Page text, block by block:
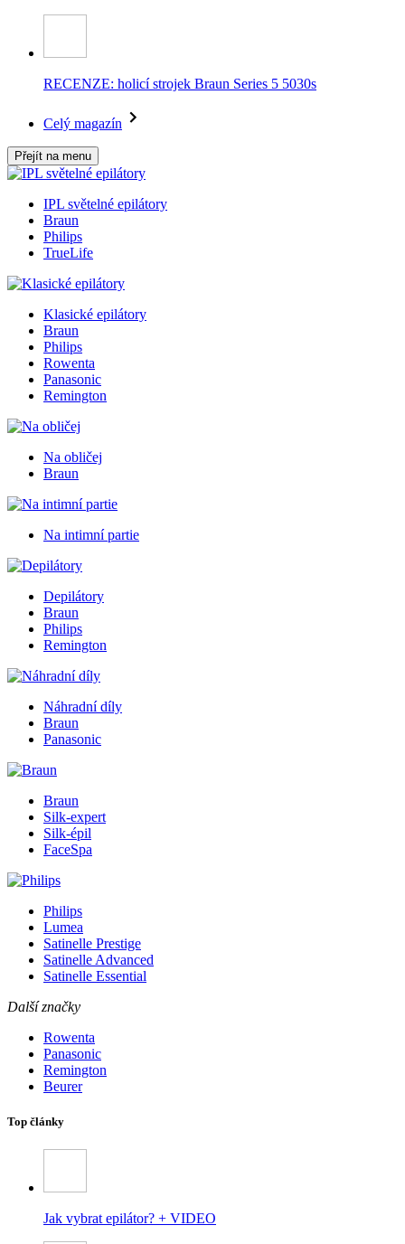
RECENZE: holicí strojek Braun Series 5 5030s
Celý magazín
Přejít na menu
IPL světelné epilátory
Braun
Philips
TrueLife
Klasické epilátory
Braun
Philips
Rowenta
Panasonic
Remington
Na obličej
Braun
Na intimní partie
Depilátory
Braun
Philips
Remington
Náhradní díly
Braun
Panasonic
Braun
Silk-expert
Silk-épil
FaceSpa
Philips
Lumea
Satinelle Prestige
Satinelle Advanced
Satinelle Essential
Další značky
Rowenta
Panasonic
Remington
Beurer
Top články
Jak vybrat epilátor? + VIDEO